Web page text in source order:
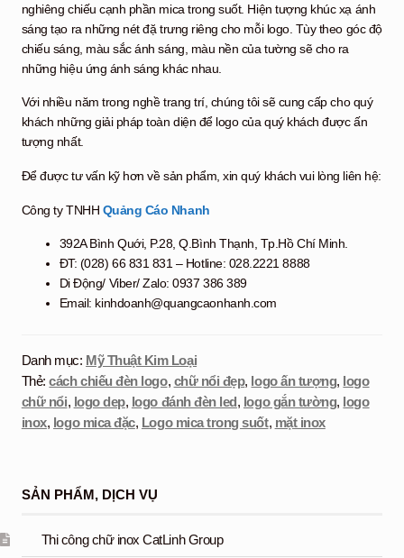
nghiêng chiếu cạnh phần mica trong suốt. Hiện tượng khúc xạ ánh
sáng tạo ra những nét đặ trưng riêng cho mỗi logo. Tùy theo góc độ
chiếu sáng, màu sắc ánh sáng, màu nền của tường sẽ cho ra
những hiệu ứng ánh sáng khác nhau.
Với nhiều năm trong nghề trang trí, chúng tôi sẽ cung cấp cho quý
khách những giải pháp toàn diện để logo của quý khách được ấn
tượng nhất.
Để được tư vấn kỹ hơn về sản phẩm, xin quý khách vui lòng liên hệ:
Công ty TNHH Quảng Cáo Nhanh
392A Bình Quới, P.28, Q.Bình Thạnh, Tp.Hồ Chí Minh.
ĐT: (028) 66 831 831 – Hotline: 028.2221 8888
Di Động/ Viber/ Zalo: 0937 386 389
Email: kinhdoanh@quangcaonhanh.com
Danh mục: Mỹ Thuật Kim Loại
Thẻ:cách chiếu đèn logo, chữ nổi đẹp, logo ấn tượng, logo
chữ nổi, logo dep, logo đánh đèn led , logo gắn tường, logo
inox, logo mica đặc, Logo mica trong suốt, mặt inox
SẢN PHẨM, DỊCH VỤ
Thi công chữ inox CatLinh Group